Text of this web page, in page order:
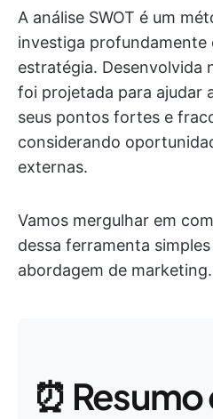
A análise SWOT é um
investiga profundamente
estratégia. Desenvolvida
foi projetada para ajudar
seus pontos fortes e
considerando
externas.
Vamos mergulhar em
dessa ferramenta
abordagem de marketing.
⏰